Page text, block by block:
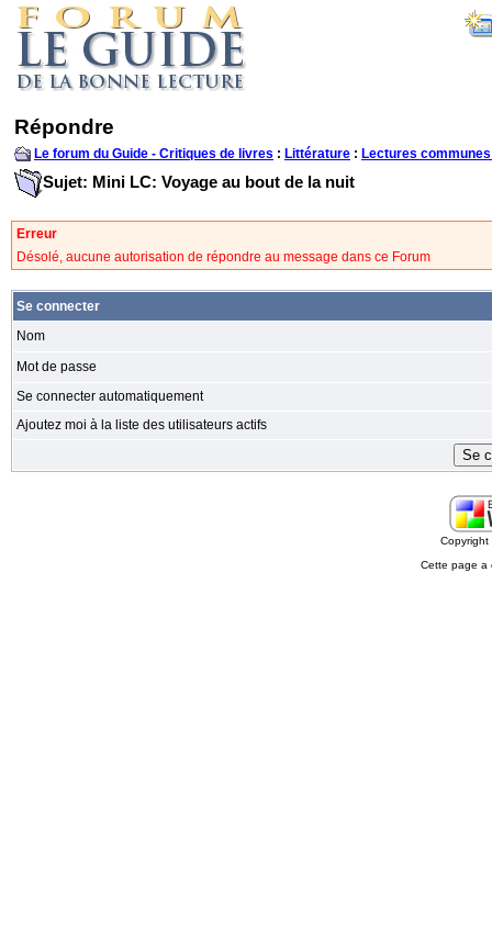
Répondre
Le forum du Guide - Critiques de livres : Littérature : Lectures
Sujet: Mini LC: Voyage au bout de la nuit
Erreur
Désolé, aucune autorisation de répondre au message dans ce Forum
Se connecter
Nom
Mot de passe
Se connecter automatiquement
Ajoutez moi à la liste des utilisateurs actifs
Cette page a